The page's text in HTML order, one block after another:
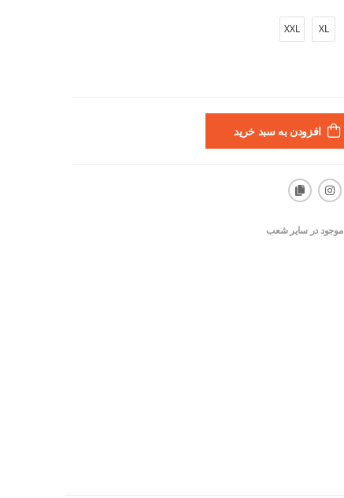
XL
XXL
افزودن به سبد خرید
موجود در سایر شعب